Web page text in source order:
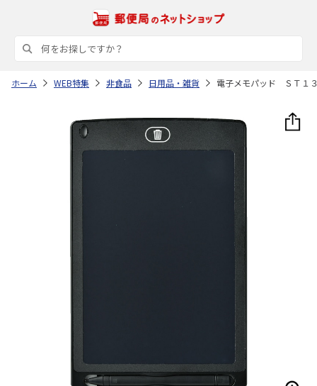
ホーム WEB特集 非食品 日用品・雑貨 電子メモパッド ＳＴ１